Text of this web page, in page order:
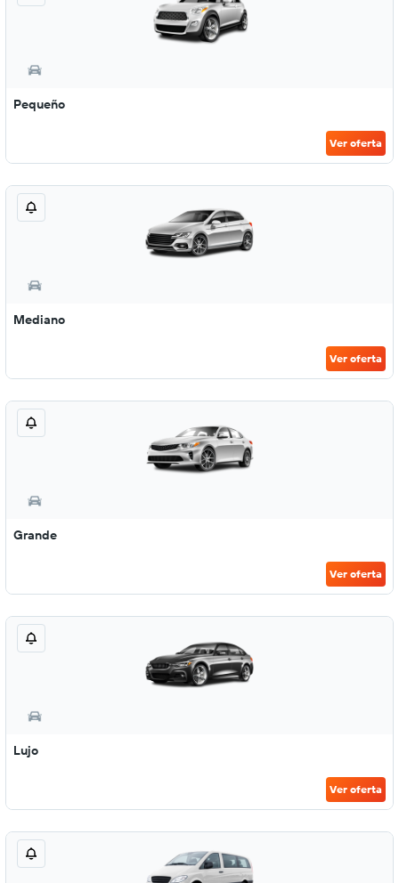
Pequeño
Ver oferta
Mediano
Ver oferta
Grande
Ver oferta
Lujo
Ver oferta